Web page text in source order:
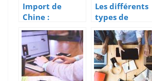
Import de
Chine :
Comment
trouver un
grossiste ?
Les différents
types de
stockage en
ligne pour une
entreprise